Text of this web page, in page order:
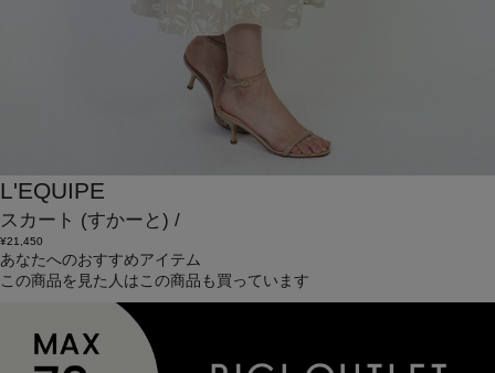
L'EQUIPE
スカート (すかーと) /
¥21,450
あなたへのおすすめアイテム
この商品を見た人はこの商品も買っています